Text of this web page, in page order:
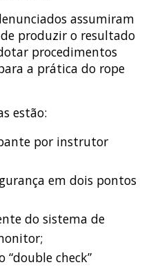
assumiram
produzir o resultado
procedimentos
a prática do rope
estão:
por instrutor
em dois pontos
do sistema de
“double check”